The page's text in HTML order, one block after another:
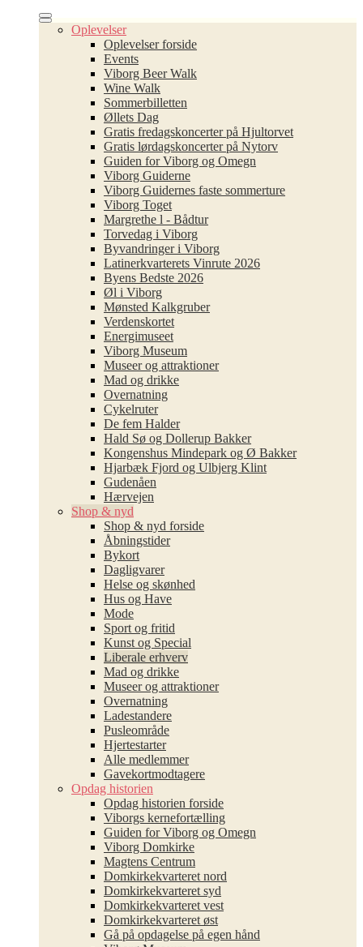
Oplevelser
Oplevelser forside
Events
Viborg Beer Walk
Wine Walk
Sommerbilletten
Øllets Dag
Gratis fredagskoncerter på Hjultorvet
Gratis lørdagskoncerter på Nytorv
Guiden for Viborg og Omegn
Viborg Guiderne
Viborg Guidernes faste sommerture
Viborg Toget
Margrethe l - Bådtur
Torvedag i Viborg
Byvandringer i Viborg
Latinerkvarterets Vinrute 2026
Byens Bedste 2026
Øl i Viborg
Mønsted Kalkgruber
Verdenskortet
Energimuseet
Viborg Museum
Museer og attraktioner
Mad og drikke
Overnatning
Cykelruter
De fem Halder
Hald Sø og Dollerup Bakker
Kongenshus Mindepark og Ø Bakker
Hjarbæk Fjord og Ulbjerg Klint
Gudenåen
Hærvejen
Shop & nyd
Shop & nyd forside
Åbningstider
Bykort
Dagligvarer
Helse og skønhed
Hus og Have
Mode
Sport og fritid
Kunst og Special
Liberale erhverv
Mad og drikke
Museer og attraktioner
Overnatning
Ladestandere
Pusleområde
Hjertestarter
Alle medlemmer
Gavekortmodtagere
Opdag historien
Opdag historien forside
Viborgs kernefortælling
Guiden for Viborg og Omegn
Viborg Domkirke
Magtens Centrum
Domkirkekvarteret nord
Domkirkekvarteret syd
Domkirkekvarteret vest
Domkirkekvarteret øst
Gå på opdagelse på egen hånd